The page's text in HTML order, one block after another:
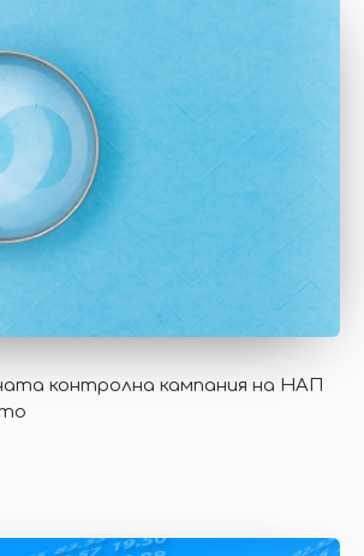
контролна кампания на НАП